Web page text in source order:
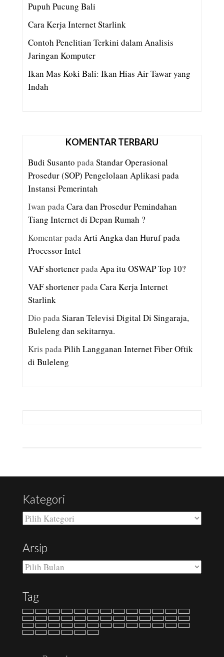
Pupuh Pucung Bali
Cara Kerja Internet Starlink
Contoh Penelitian Terkini dalam Analisis
Jaringan Komputer
Ikan Mas Koki Bali: Ikan Hias Air Tawar yang
Indah
KOMENTAR TERBARU
Budi Susanto padaStandar Operasional
Prosedur (SOP) Pengelolaan Aplikasi pada
Instansi Pemerintah
Iwan padaCara dan Prosedur Pemindahan
Tiang Internet di Depan Rumah ?
KomentarpadaArti Angka dan Huruf pada
Processor Intel
VAF shortenerpadaApa itu OSWAP Top 10?
VAF shortenerpadaCara Kerja Internet
Starlink
Dio padaSiaran Televisi Digital Di Singaraja,
Buleleng dan sekitarnya.
Kris padaPilih Langganan Internet Fiber Oftik
di Buleleng
Kategori
Kategori
Arsip
Arsip
Tag